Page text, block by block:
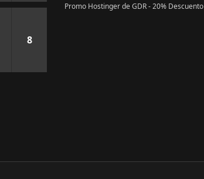
8
Promo Hostinger de GDR - 20% Descuento